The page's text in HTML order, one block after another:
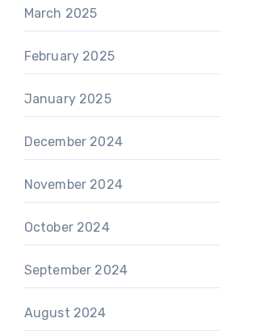
March 2025
February 2025
January 2025
December 2024
November 2024
October 2024
September 2024
August 2024